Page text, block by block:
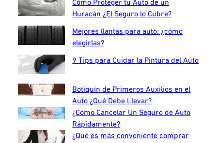
Cómo Proteger tu Auto de un
Huracán ¿El Seguro lo Cubre?
Mejores llantas para auto: ¿cómo
elegirlas?
9 Tips para Cuidar la Pintura del Auto
Botiquín de Primeros Auxilios en el
Auto ¿Qué Debe Llevar?
¿Cómo Cancelar Un Seguro de Auto
Rápidamente?
¿Qué es más conveniente comprar